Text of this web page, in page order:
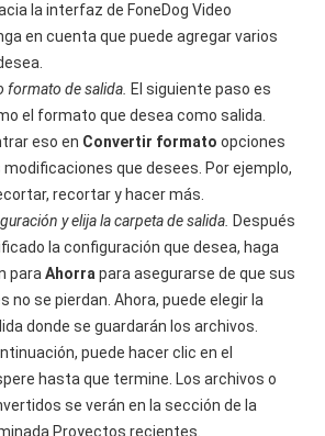
la interfaz de FoneDog Video
en cuenta que puede agregar varios
formato de salida. El siguiente paso es
el formato que desea como salida.
eso en Convertir formato opciones
modificaciones que desees. Por ejemplo,
recortar y hacer más.
y elija la carpeta de salida. Después
la configuración que desea, haga
paraAhorra para asegurarse de que sus
no se pierdan. Ahora, puede elegir la
donde se guardarán los archivos.
puede hacer clic en el
hasta que termine. Los archivos o
se verán en la sección de la
Proyectos recientes.